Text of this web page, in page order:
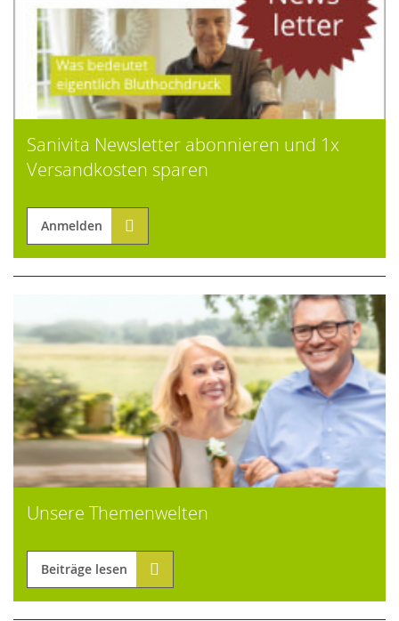
Sanivita Newsletter abonnieren und 1x
Versandkosten sparen
Anmelden
Unsere Themenwelten
Beiträge lesen